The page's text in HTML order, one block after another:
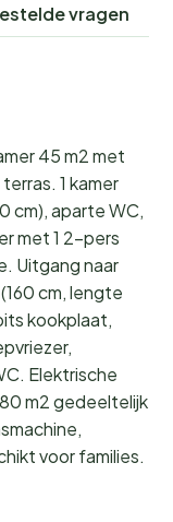
vragen
45 m2 met
1 kamer
cm), aparte WC,
met 1 2-pers
Uitgang naar
cm, lengte
kookplaat,
Elektrische
m2 gedeeltelijk
voor families.